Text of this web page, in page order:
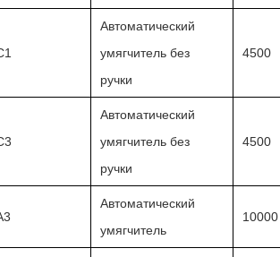
Автоматический
умягчитель без
ручки
4500
Автоматический
умягчитель без
ручки
4500
Автоматический
умягчитель
10000